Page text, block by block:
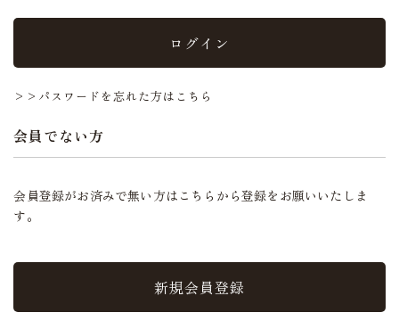
ログイン
>>パスワードを忘れた方はこちら
会員でない方
会員登録がお済みで無い方はこちらから登録をお願いいたしま
す。
新規会員登録